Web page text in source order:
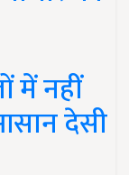
में नहीं
देसी